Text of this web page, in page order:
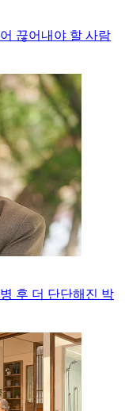
끊어내야 할 사람
후 더 단단해진 박